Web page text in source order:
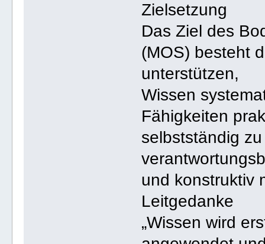
Zielsetzung
Das Ziel des
(MOS) besteht
unterstützen,
Wissen
Fähigkeiten
selbstständig
und konstruktiv
Leitgedanke
„Wissen wird